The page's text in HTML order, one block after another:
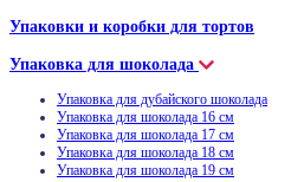
Упаковки и коробки для тортов
Упаковка для шоколада
Упаковка для дубайского шоколада
Упаковка для шоколада 16 см
Упаковка для шоколада 17 см
Упаковка для шоколада 18 см
Упаковка для шоколада 19 см